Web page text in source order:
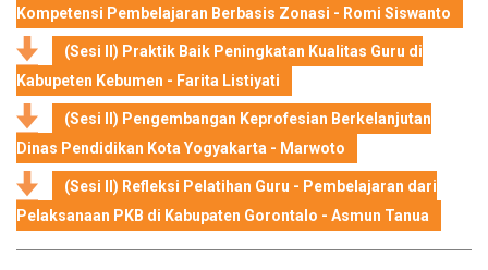
Kompetensi Pembelajaran Berbasis Zonasi - Romi Siswanto
(Sesi II) Praktik Baik Peningkatan Kualitas Guru di
Kabupeten Kebumen - Farita Listiyati
(Sesi II) Pengembangan Keprofesian Berkelanjutan
Dinas Pendidikan Kota Yogyakarta - Marwoto
(Sesi II) Refleksi Pelatihan Guru - Pembelajaran dari
Pelaksanaan PKB di Kabupaten Gorontalo - Asmun Tanua